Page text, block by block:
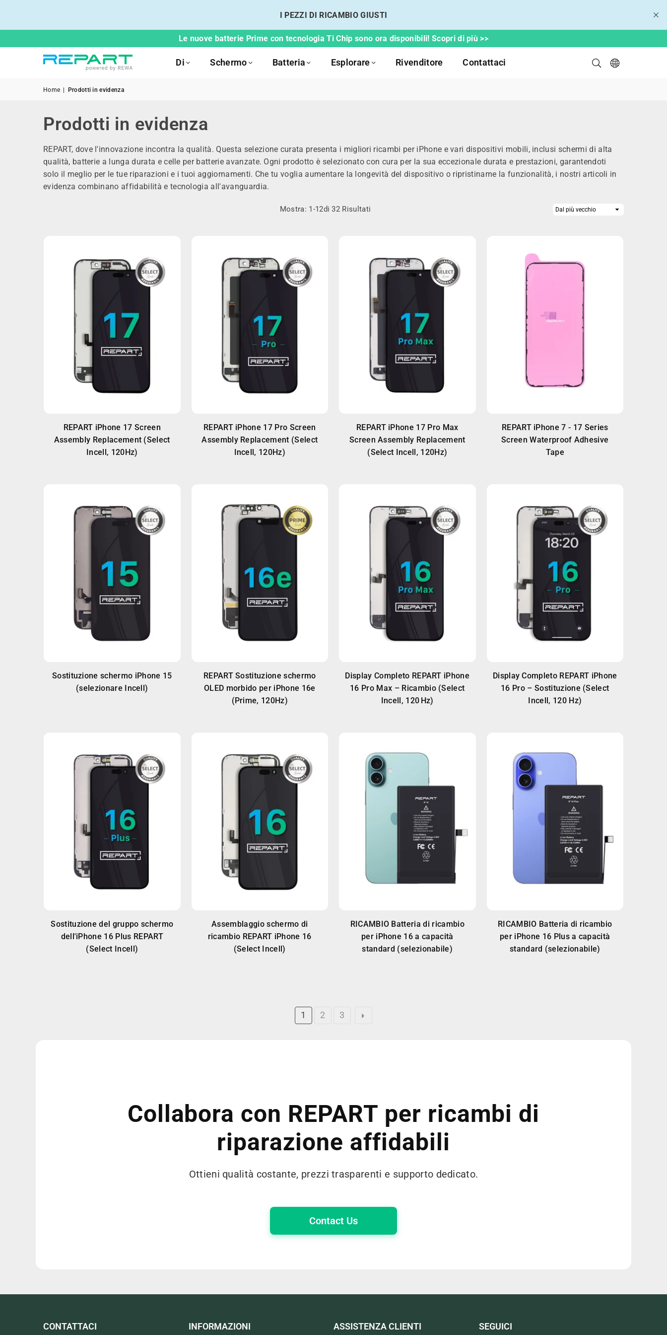
I PEZZI DI RICAMBIO GIUSTI
Le nuove batterie Prime con tecnologia Ti Chip sono ora disponibili! Scopri di più >>
Di Schermo Batteria Esplorare Rivenditore Contattaci
Home Prodotti in evidenza
Prodotti in evidenza
REPART, dove l'innovazione incontra la qualità. Questa selezione curata presenta i migliori ricambi per iPhone e vari dispositivi mobili, inclusi schermi di alta
qualità, batterie a lunga durata e celle per batterie avanzate. Ogni prodotto è selezionato con cura per la sua eccezionale durata e prestazioni, garantendoti
solo il meglio per le tue riparazioni e i tuoi aggiornamenti. Che tu voglia aumentare la longevità del dispositivo o ripristinarne la funzionalità, i nostri articoli in
evidenza combinano affidabilità e tecnologia all'avanguardia.
Mostra: 1-12di 32 Risultati
Ordina
REPART iPhone 17 Screen
Assembly Replacement (Select
Incell, 120Hz)
REPART iPhone 17 Pro Screen
Assembly Replacement (Select
Incell, 120Hz)
REPART iPhone 17 Pro Max
Screen Assembly Replacement
(Select Incell, 120Hz)
REPART iPhone 7 - 17 Series
Screen Waterproof Adhesive
Tape
Sostituzione schermo iPhone 15
(selezionare Incell)
REPART Sostituzione schermo
OLED morbido per iPhone 16e
(Prime, 120Hz)
Display Completo REPART iPhone
16 Pro Max – Ricambio (Select
Incell, 120 Hz)
Display Completo REPART iPhone
16 Pro – Sostituzione (Select
Incell, 120 Hz)
Sostituzione del gruppo schermo
dell'iPhone 16 Plus REPART
(Select Incell)
Assemblaggio schermo di
ricambio REPART iPhone 16
(Select Incell)
RICAMBIO Batteria di ricambio
per iPhone 16 a capacità
standard (selezionabile)
RICAMBIO Batteria di ricambio
per iPhone 16 Plus a capacità
standard (selezionabile)
1 2 3
Collabora con REPART per ricambi di
riparazione affidabili
Ottieni qualità costante, prezzi trasparenti e supporto dedicato.
Contact Us
CONTATTACI INFORMAZIONI ASSISTENZA CLIENTI SEGUICI